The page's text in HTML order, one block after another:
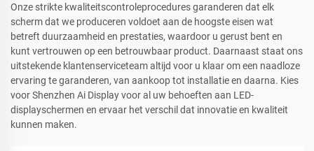
Onze strikte kwaliteitscontroleprocedures garanderen dat elk
scherm dat we produceren voldoet aan de hoogste eisen wat
betreft duurzaamheid en prestaties, waardoor u gerust bent en
kunt vertrouwen op een betrouwbaar product. Daarnaast staat ons
uitstekende klantenserviceteam altijd voor u klaar om een naadloze
ervaring te garanderen, van aankoop tot installatie en daarna. Kies
voor Shenzhen Ai Display voor al uw behoeften aan LED-
displayschermen en ervaar het verschil dat innovatie en kwaliteit
kunnen maken.